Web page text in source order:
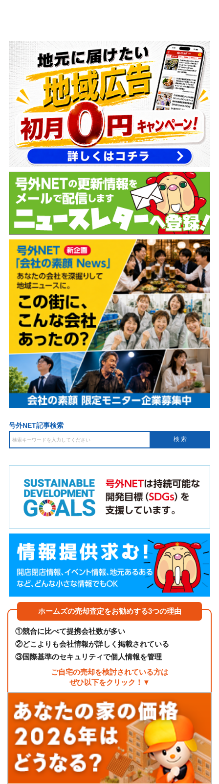
号外NET記事検索
ホームズの売却査定をお勧めする3つの理由
①競合に比べて提携会社数が多い
②どこよりも会社情報が詳しく掲載されている
③国際基準のセキュリティで個人情報を管理
ご自宅の売却を検討されている方は
ぜひ以下をクリック！▼